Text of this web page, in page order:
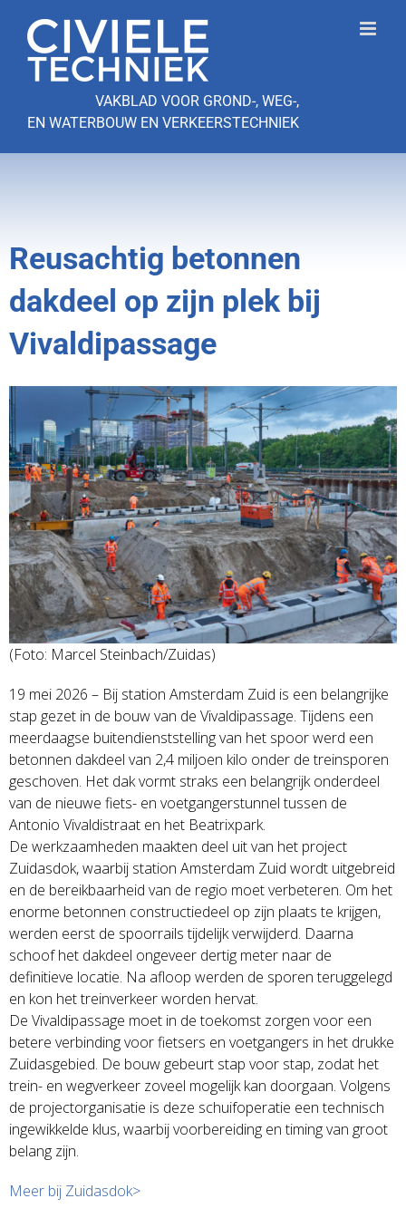
naar
inhoud
VAKBLAD VOOR GROND-, WEG-,
EN WATERBOUW EN VERKEERSTECHNIEK
Reusachtig betonnen
dakdeel op zijn plek bij
Vivaldipassage
(Foto: Marcel Steinbach/Zuidas)
19 mei 2026 – Bij station Amsterdam Zuid is een belangrijke
stap gezet in de bouw van de Vivaldipassage. Tijdens een
meerdaagse buitendienststelling van het spoor werd een
betonnen dakdeel van 2,4 miljoen kilo onder de treinsporen
geschoven. Het dak vormt straks een belangrijk onderdeel
van de nieuwe fiets- en voetgangerstunnel tussen de
Antonio Vivaldistraat en het Beatrixpark.
De werkzaamheden maakten deel uit van het project
Zuidasdok, waarbij station Amsterdam Zuid wordt uitgebreid
en de bereikbaarheid van de regio moet verbeteren. Om het
enorme betonnen constructiedeel op zijn plaats te krijgen,
werden eerst de spoorrails tijdelijk verwijderd. Daarna
schoof het dakdeel ongeveer dertig meter naar de
definitieve locatie. Na afloop werden de sporen teruggelegd
en kon het treinverkeer worden hervat.
De Vivaldipassage moet in de toekomst zorgen voor een
betere verbinding voor fietsers en voetgangers in het drukke
Zuidasgebied. De bouw gebeurt stap voor stap, zodat het
trein- en wegverkeer zoveel mogelijk kan doorgaan. Volgens
de projectorganisatie is deze schuifoperatie een technisch
ingewikkelde klus, waarbij voorbereiding en timing van groot
belang zijn.
Meer bij Zuidasdok>